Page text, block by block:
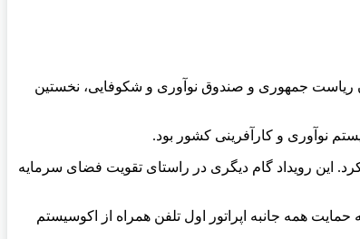
ریاست جمهوری و صندوق نوآوری و شکوفایی، نخستین
نوآوری و کارآفرینی کشور بود.
این رویداد گام دیگری در راستای تقویت فضای سرمایه
همه جانبه اپراتور اول تلفن همراه از اکوسیستم